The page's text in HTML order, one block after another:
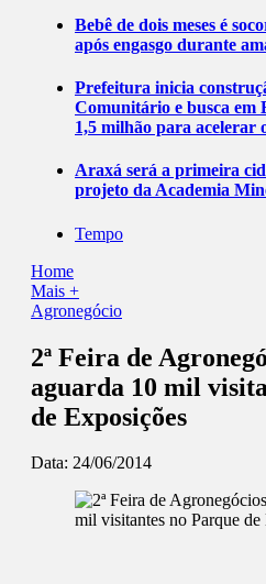
Bebê de dois meses é
após engasgo durante
Prefeitura inicia
Comunitário e busca em
1,5 milhão para acelerar
Araxá será a primeira
projeto da Academia
Tempo
Home
Mais +
Agronegócio
2ª Feira de
aguarda 10 mil
de Exposições
Data: 24/06/2014